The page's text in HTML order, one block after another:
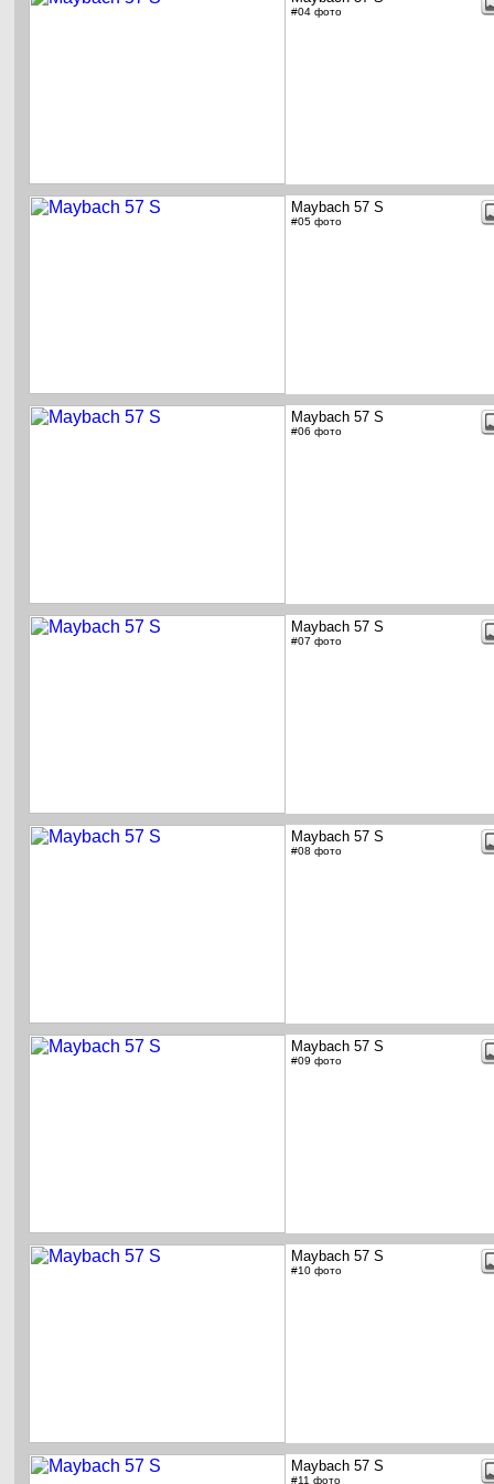
#04 фото
Maybach 57 S
#05 фото
Maybach 57 S
#06 фото
Maybach 57 S
#07 фото
Maybach 57 S
#08 фото
Maybach 57 S
#09 фото
Maybach 57 S
#10 фото
Maybach 57 S
#11 фото